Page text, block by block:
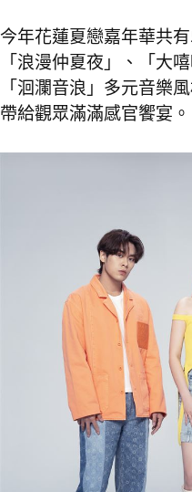
今年花蓮夏戀嘉年華共
「浪漫仲夏夜」、「大
「洄瀾音浪」多元音樂
帶給觀眾滿滿感官饗宴。